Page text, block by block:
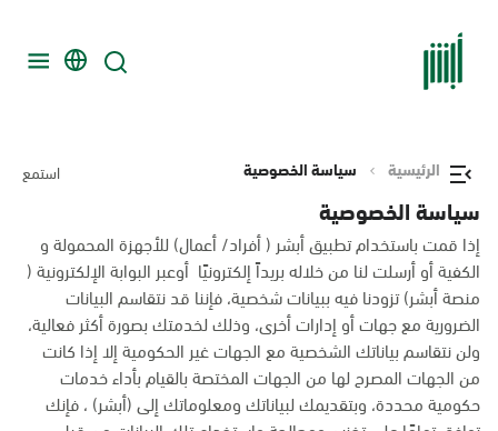
الرئيسية سياسة الخصوصية استمع
سياسة الخصوصية
إذا قمت باستخدام تطبيق أبشر ( أفراد/ أعمال) للأجهزة المحمولة و
الكفية أو أرسلت لنا من خلاله بريداً إلكترونيًا أوعبر البوابة الإلكترونية (
منصة أبشر) تزودنا فيه ببيانات شخصية، فإننا قد نتقاسم البيانات
الضرورية مع جهات أو إدارات أخرى، وذلك لخدمتك بصورة أكثر فعالية،
ولن نتقاسم بياناتك الشخصية مع الجهات غير الحكومية إلا إذا كانت
من الجهات المصرح لها من الجهات المختصة بالقيام بأداء خدمات
حكومية محددة، وبتقديمك لبياناتك ومعلوماتك إلى (أبشر) ، فإنك